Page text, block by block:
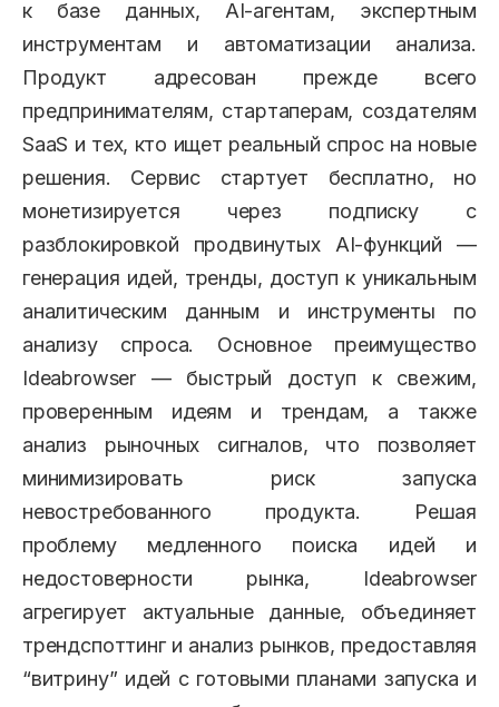
к базе данных, AI-агентам, экспертным
инструментам и автоматизации анализа.
Продукт адресован прежде всего
предпринимателям, стартаперам, создателям
SaaS и тех, кто ищет реальный спрос на новые
решения. Сервис стартует бесплатно, но
монетизируется через подписку с
разблокировкой продвинутых AI-функций —
генерация идей, тренды, доступ к уникальным
аналитическим данным и инструменты по
анализу спроса. Основное преимущество
Ideabrowser — быстрый доступ к свежим,
проверенным идеям и трендам, а также
анализ рыночных сигналов, что позволяет
минимизировать риск запуска
невостребованного продукта. Решая
проблему медленного поиска идей и
недостоверности рынка, Ideabrowser
агрегирует актуальные данные, объединяет
трендспоттинг и анализ рынков, предоставляя
“витрину” идей с готовыми планами запуска и